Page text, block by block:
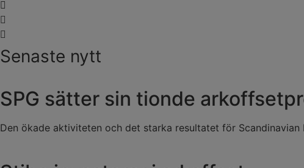
Senaste nytt
SPG sätter sin tionde
Den ökade aktiviteten och det starka resultatet för